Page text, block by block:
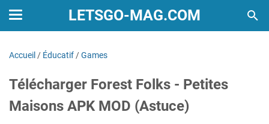
LETSGO-MAG.COM
Accueil / Éducatif /Games
Télécharger Forest Folks - Petites
Maisons APK MOD (Astuce)